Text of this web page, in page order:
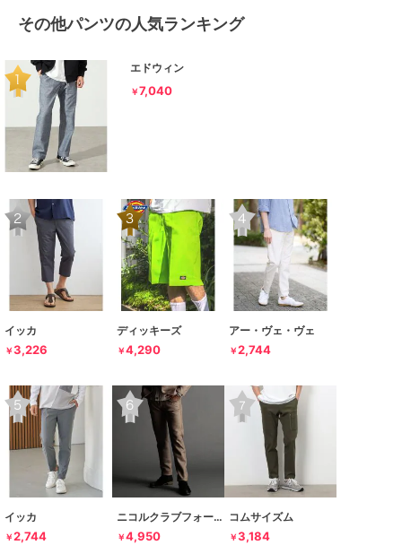
その他パンツの人気ランキング
エドウィン
￥7,040
イッカ
￥3,226
ディッキーズ
￥4,290
アー・ヴェ・ヴェ
￥2,744
イッカ
￥2,744
ニコルクラブフォーメン
￥4,950
コムサイズム
￥3,184